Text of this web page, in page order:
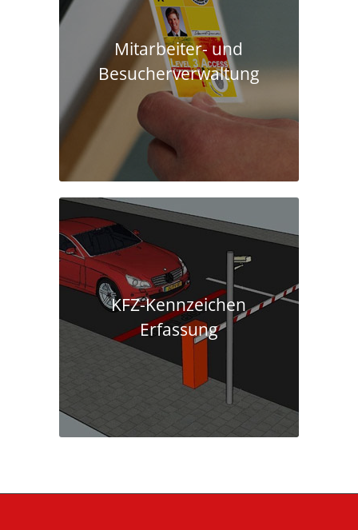
Mitarbeiter- und
Besucherverwaltung
KFZ-Kennzeichen
Erfassung